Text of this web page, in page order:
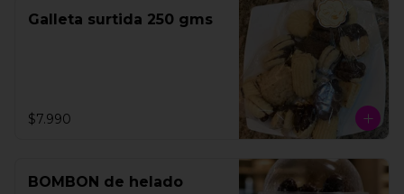
Galleta surtida 250 gms
$7.990
BOMBON de helado